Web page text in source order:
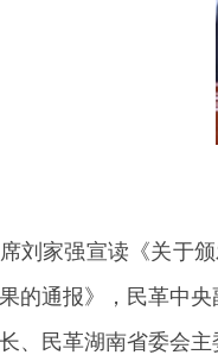
刘家强宣读《关于
的通报》，民革中
、民革湖南省委会